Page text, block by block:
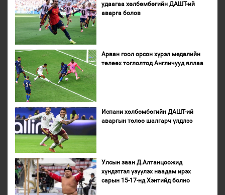
удаагаа хөлбөмбөгийн ДАШТ-ий
аварга болов
Арван гоол орсон хүрэл медалийн
төлөөх тоглолтод Англичууд яллаа
Испани хөлбөмбөгийн ДАШТ-ий
аваргын төлөө шалгарч үлдлээ
Улсын заан Д.Алтанцоожид
хүндэтгэл үзүүлэх наадам ирэх
сарын 15-17-нд Хэнтийд болно